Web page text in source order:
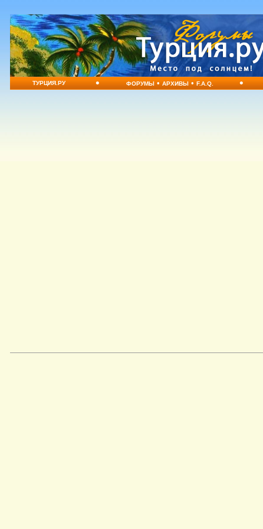
ТУРЦИЯ.РУ • ФОРУМЫ•АРХИВЫ•F.A.Q. •